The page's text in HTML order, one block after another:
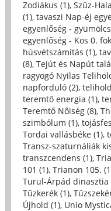
Zodiákus (1), Szűz-
(1), tavaszi Nap-éj
egyenlőség -
egyenlőség - Kos 0.
húsvétszámítás (1),
(8), Tejút és Napút
ragyogó Nyilas
napforduló (2),
teremtő energia (1),
Teremtő Nőiség (8),
szimbólum (1),
Tordai vallásbéke (1),
Transz-szaturnáliák
transzcendens (1),
101 (1), Trianon 105.
Turul-Árpád dinasztia
Tűzkerék (1),
Újhold (1), Unio